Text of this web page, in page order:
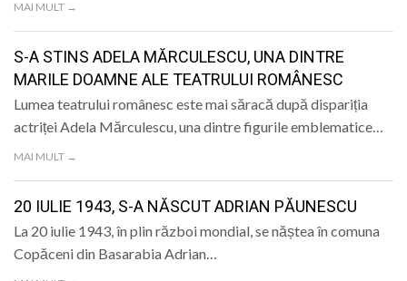
MAI MULT →
S-A STINS ADELA MĂRCULESCU, UNA DINTRE
MARILE DOAMNE ALE TEATRULUI ROMÂNESC
Lumea teatrului românesc este mai săracă după dispariția
actriței Adela Mărculescu, una dintre figurile emblematice…
MAI MULT →
20 IULIE 1943, S-A NĂSCUT ADRIAN PĂUNESCU
La 20 iulie 1943, în plin război mondial, se năștea în comuna
Copăceni din Basarabia Adrian…